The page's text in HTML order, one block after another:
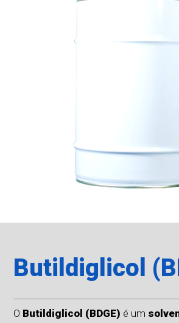
Butildiglicol
O Butildiglicol (BDGE) é um